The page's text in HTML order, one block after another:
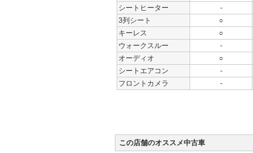
シートヒーター
-
3列シート
○
キーレス
○
ウォークスルー
-
オーディオ
○
シートエアコン
-
フロントカメラ
-
この店舗のオススメ中古車